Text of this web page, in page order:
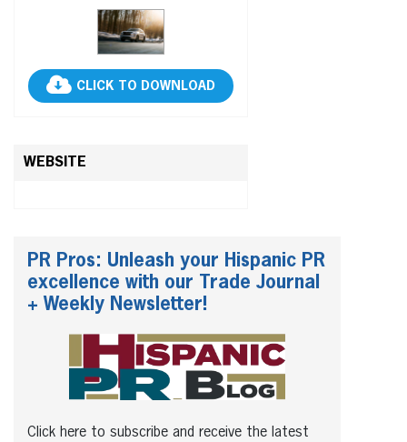
CLICK TO DOWNLOAD
WEBSITE
PR Pros: Unleash your Hispanic PR
excellence with our Trade Journal
+ Weekly Newsletter!
Click here to subscribe and receive the latest